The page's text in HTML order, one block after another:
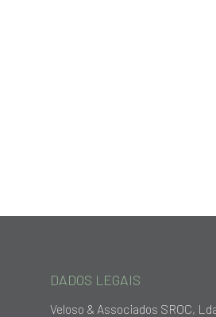
DADOS LEGAIS
Veloso & Associados SROC,